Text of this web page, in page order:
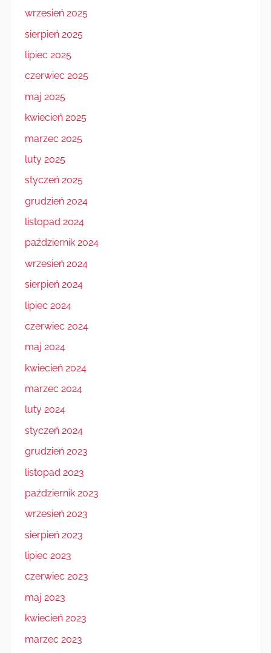
wrzesień 2025
sierpień 2025
lipiec 2025
czerwiec 2025
maj 2025
kwiecień 2025
marzec 2025
luty 2025
styczeń 2025
grudzień 2024
listopad 2024
październik 2024
wrzesień 2024
sierpień 2024
lipiec 2024
czerwiec 2024
maj 2024
kwiecień 2024
marzec 2024
luty 2024
styczeń 2024
grudzień 2023
listopad 2023
październik 2023
wrzesień 2023
sierpień 2023
lipiec 2023
czerwiec 2023
maj 2023
kwiecień 2023
marzec 2023